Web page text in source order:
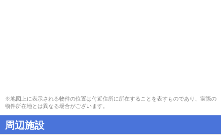
※地図上に表示される物件の位置は付近住所に所在することを表すものであり、実際の
物件所在地とは異なる場合がございます。
周辺施設